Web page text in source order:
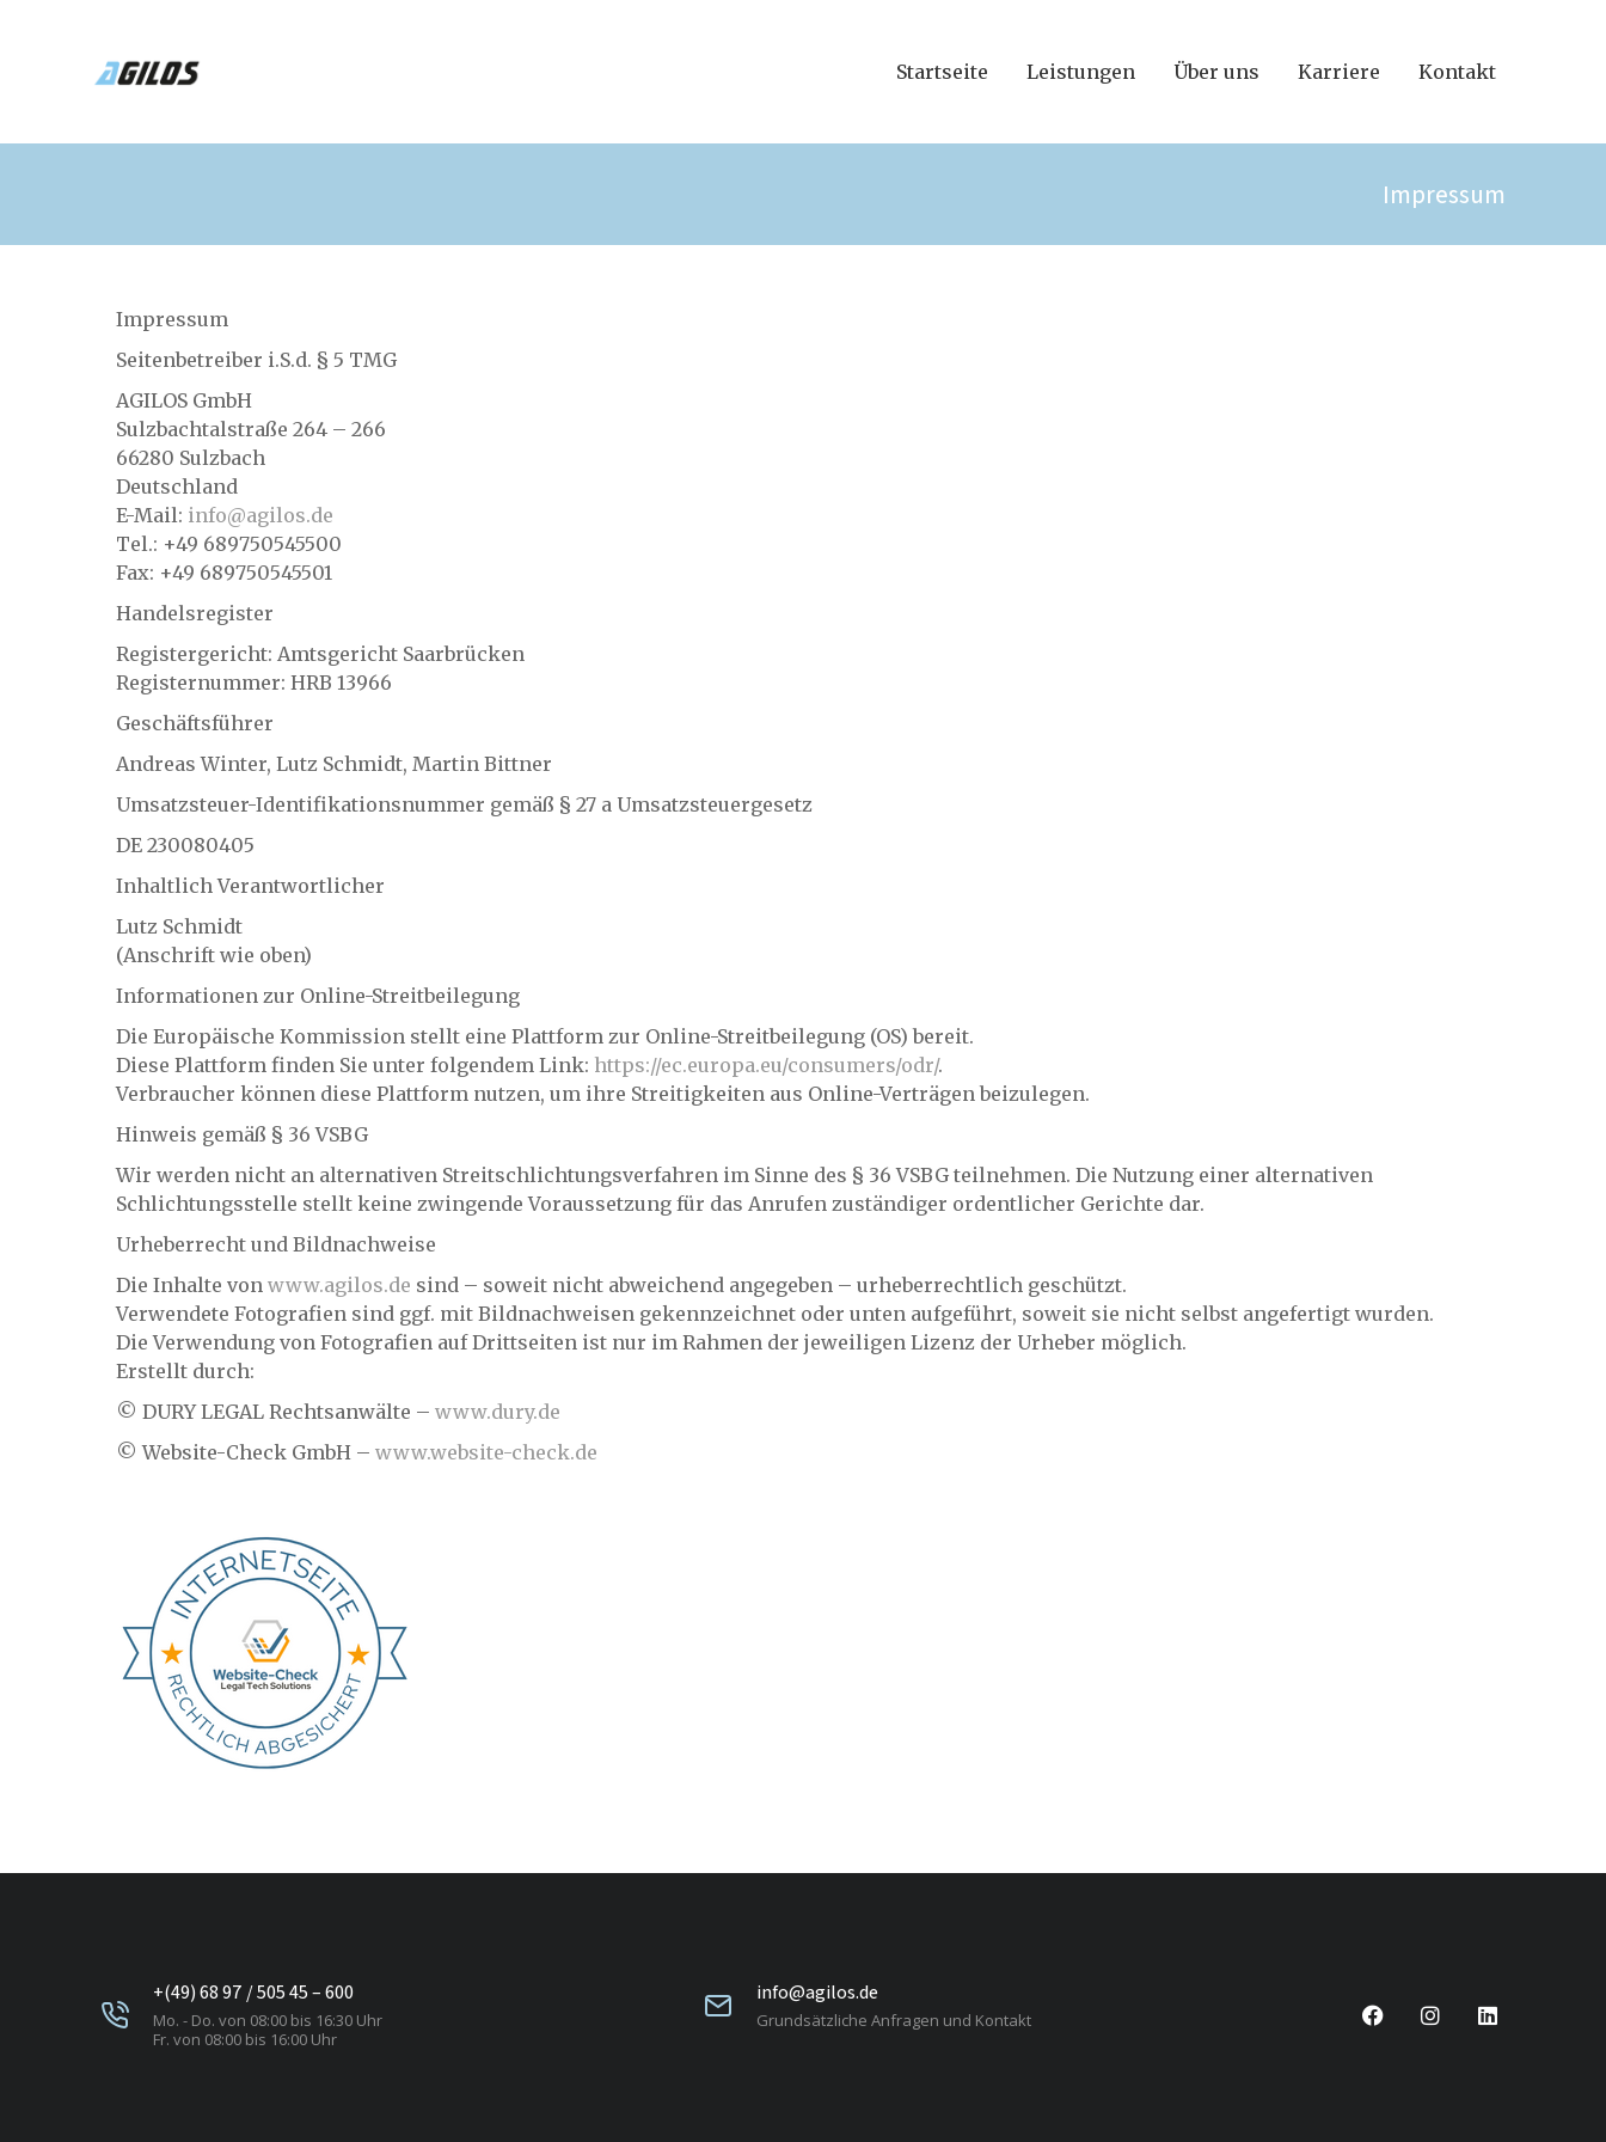
Startseite Leistungen Über uns Karriere Kontakt
Impressum
Impressum
Seitenbetreiber i.S.d. § 5 TMG
AGILOS GmbH
Sulzbachtalstraße 264 – 266
66280 Sulzbach
Deutschland
E-Mail: info@agilos.de
Tel.: +49 689750545500
Fax: +49 689750545501
Handelsregister
Registergericht: Amtsgericht Saarbrücken
Registernummer: HRB 13966
Geschäftsführer
Andreas Winter, Lutz Schmidt, Martin Bittner
Umsatzsteuer-Identifikationsnummer gemäß § 27 a Umsatzsteuergesetz
DE 230080405
Inhaltlich Verantwortlicher
Lutz Schmidt
(Anschrift wie oben)
Informationen zur Online-Streitbeilegung
Die Europäische Kommission stellt eine Plattform zur Online-Streitbeilegung (OS) bereit.
Diese Plattform finden Sie unter folgendem Link: https://ec.europa.eu/consumers/odr/.
Verbraucher können diese Plattform nutzen, um ihre Streitigkeiten aus Online-Verträgen beizulegen.
Hinweis gemäß § 36 VSBG
Wir werden nicht an alternativen Streitschlichtungsverfahren im Sinne des § 36 VSBG teilnehmen. Die Nutzung einer alternativen
Schlichtungsstelle stellt keine zwingende Voraussetzung für das Anrufen zuständiger ordentlicher Gerichte dar.
Urheberrecht und Bildnachweise
Die Inhalte von www.agilos.de sind – soweit nicht abweichend angegeben – urheberrechtlich geschützt.
Verwendete Fotografien sind ggf. mit Bildnachweisen gekennzeichnet oder unten aufgeführt, soweit sie nicht selbst angefertigt wurden.
Die Verwendung von Fotografien auf Drittseiten ist nur im Rahmen der jeweiligen Lizenz der Urheber möglich.
Erstellt durch:
© DURY LEGAL Rechtsanwälte – www.dury.de
© Website-Check GmbH – www.website-check.de
+(49) 68 97 / 505 45 – 600
Mo. - Do. von 08:00 bis 16:30 Uhr
Fr. von 08:00 bis 16:00 Uhr
info@agilos.de
Grundsätzliche Anfragen und Kontakt